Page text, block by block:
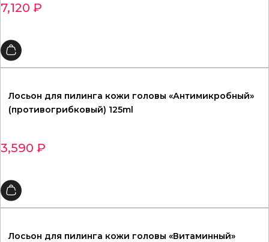
7,120 ₽
Лосьон для пилинга кожи головы «Антимикробный»
(противогрибковый) 125ml
3,590 ₽
Лосьон для пилинга кожи головы «Витаминный»